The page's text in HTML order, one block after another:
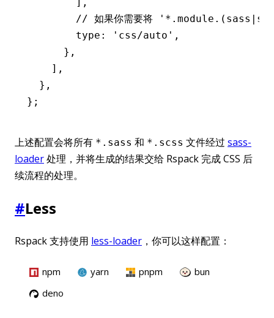
// 如果你需要将
        type
: 'css/auto' ,
      }
,
    ]
,
  }
,
};
上述配置会将所有 *.sass 和 *.scss 文件经过 sass-
loader处理，并将生成的结果交给 Rspack 完成 CSS 后
续流程的处理。
#Less
Rspack 支持使用 less-loader ，你可以这样配置：
npm yarn pnpm
bun
deno